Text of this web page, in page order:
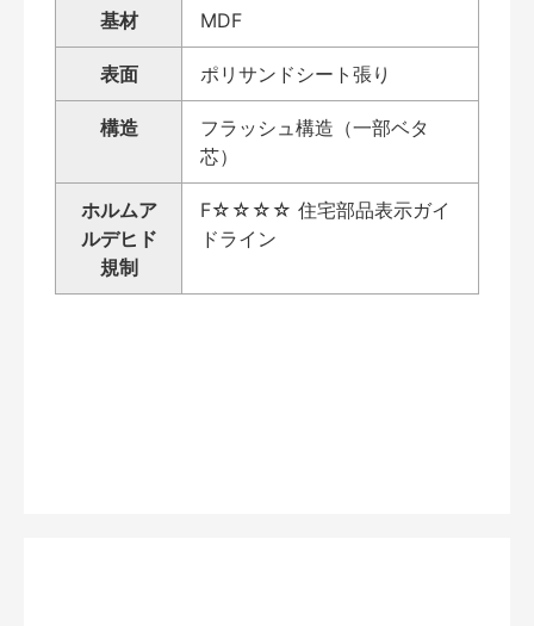
基材 MDF
表面 ポリサンドシート張り
構造
フラッシュ構造（一部ベタ
芯）
ホルムア
ルデヒド
規制
F☆☆☆☆ 住宅部品表示ガイ
ドライン